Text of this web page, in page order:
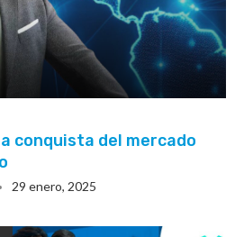
conquista del mercado
29 enero, 2025